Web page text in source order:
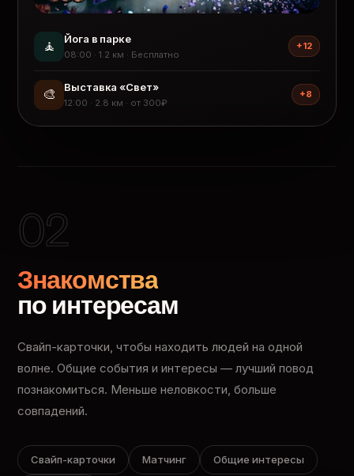
🧘 Йога в парке
08:00 · 1.2 км · Бесплатно
+12
🎨 Выставка «Свет»
12:00 · 2.8 км · от 300₽
+8
02
Знакомства
по интересам
Свайп-карточки, чтобы находить людей на одной
волне. Общие события и интересы — лучший повод
познакомиться. Меньше неловкости, больше
совпадений.
Свайп-карточки Матчинг Общие интересы